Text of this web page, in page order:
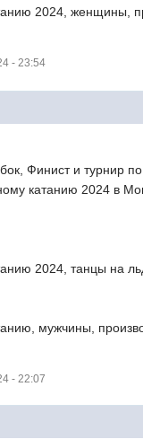
2024, женщины,
- 23:54
Финист и турнир
катанию 2024 в
2024, танцы на
мужчины,
- 22:07